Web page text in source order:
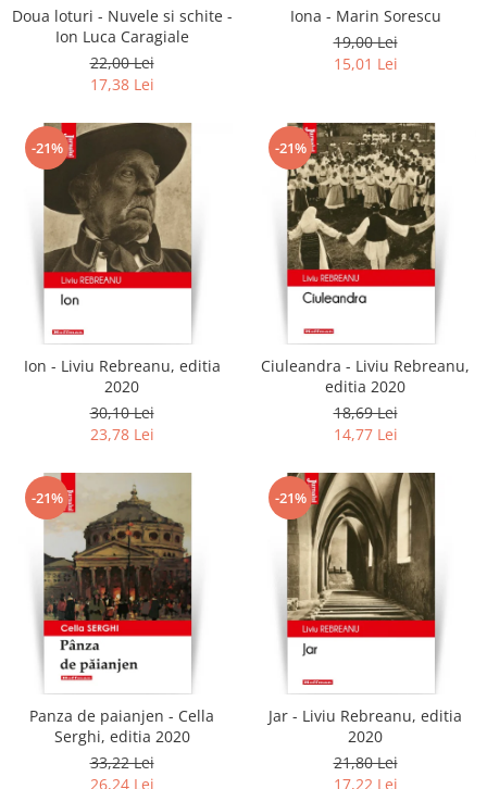
Doua loturi - Nuvele si schite -
Ion Luca Caragiale
22,00 Lei
17,38 Lei
Iona - Marin Sorescu
19,00 Lei
15,01 Lei
-21%
Ion - Liviu Rebreanu, editia
2020
30,10 Lei
23,78 Lei
-21%
Ciuleandra - Liviu Rebreanu,
editia 2020
18,69 Lei
14,77 Lei
-21%
Panza de paianjen - Cella
Serghi, editia 2020
33,22 Lei
26,24 Lei
-21%
Jar - Liviu Rebreanu, editia
2020
21,80 Lei
17,22 Lei